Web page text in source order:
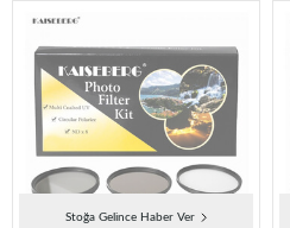
Stoğa Gelince Haber Ver